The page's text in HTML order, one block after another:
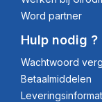
Word partner
Hulp nodig ?
Wachtwoord
Betaalmiddelen